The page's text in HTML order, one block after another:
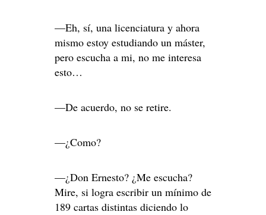
—Eh, sí, una licenciatura y ahora
mismo estoy estudiando un máster,
pero escucha a mi, no me interesa
esto…
—De acuerdo, no se retire.
—¿Como?
—¿Don Ernesto? ¿Me escucha?
Mire, si logra escribir un mínimo de
189 cartas distintas diciendo lo